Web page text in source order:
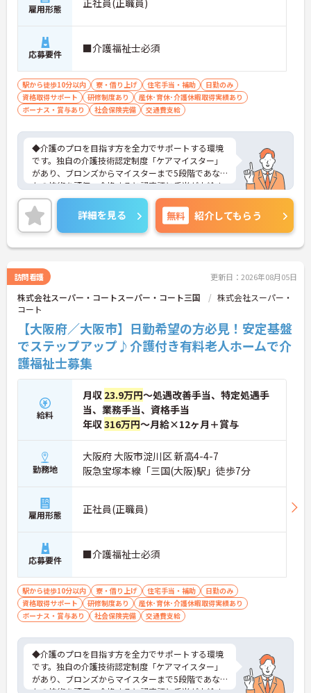
雇用形態 正社員(正職員)
応募要件 ■介護福祉士必須
駅から徒歩10分以内 寮・借り上げ 住宅手当・補助
日勤のみ
資格取得サポート
研修制度あり
産休･育休･介護休暇取得実績あり
ボーナス・賞与あり
社会保険完備 交通費支給
◆介護のプロを目指す方を全力でサポートする環境
です。独自の介護技術認定制度「ケアマイスター」
があり、ブロンズからマイスターまで5段階であな
たの技術を評価。合格すると認定証と手当が支給さ
れます。
◆スタッフ同士の繋がりを大切にするため「サンク
スバッジ」という素敵な制度を導入しています。ス
マホやパソコンから、部署や施設を超えた仲間に
「ありがとう」のバッジを送り合う仕組みで、毎月
些細なことでも感謝を伝え合い、認め合えるため、
風通しが良くとてもあたたかい雰囲気の職場です。
また、「もっとこうしたら良くなるかも！」という
現場の小さなアイデアを大切にしており、入社1日
目から誰でもいくつでも提案できる「フジキャタ提
案」制度があり、毎月役員がすべての提案に目を通
します。自分の気づきが実際のサービス向上につな
がるため、やりがいを持って仕事に取り組めます。
詳細を見る 無料 紹介してもらう
訪問看護 更新日：2026年08月05日
株式会社スーパー・コートスーパー・コート三国
株式会社スーパー・
コート
【大阪府／大阪市】日勤希望の方必見！安定基盤
でステップアップ♪介護付き有料老人ホームで介
護福祉士募集
給料
月収 23.9万円～処遇改善手当、特定処遇手
当、業務手当、資格手当
年収316万円～月給×12ヶ月＋賞与
勤務地
大阪府 大阪市淀川区 新高4-4-7
阪急宝塚本線「三国(大阪)駅」徒歩7分
雇用形態 正社員(正職員)
応募要件 ■介護福祉士必須
駅から徒歩10分以内 寮・借り上げ 住宅手当・補助
日勤のみ
資格取得サポート
研修制度あり
産休･育休･介護休暇取得実績あり
ボーナス・賞与あり
社会保険完備 交通費支給
◆介護のプロを目指す方を全力でサポートする環境
です。独自の介護技術認定制度「ケアマイスター」
があり、ブロンズからマイスターまで5段階であな